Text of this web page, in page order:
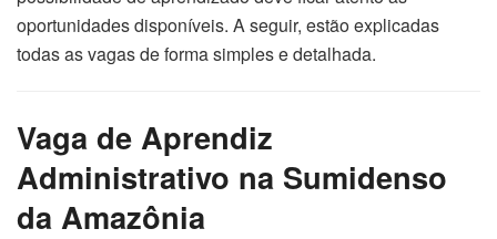
oportunidades disponíveis. A seguir, estão explicadas
todas as vagas de forma simples e detalhada.
Vaga de Aprendiz
Administrativo na Sumidenso
da Amazônia